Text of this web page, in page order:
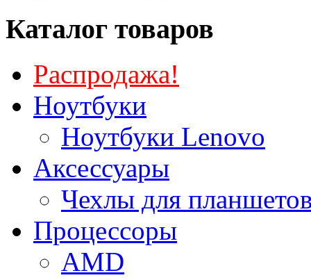
Каталог товаров
Распродажа!
Ноутбуки
Ноутбуки Lenovo
Аксессуары
Чехлы для
Процессоры
AMD